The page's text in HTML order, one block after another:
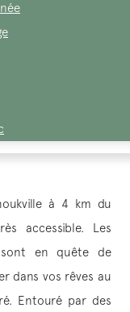
à 4 km du
accessible. Les
en quête de
dans vos rêves au
Entouré par des